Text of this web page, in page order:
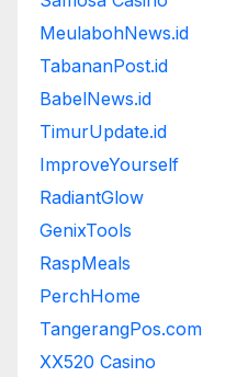
MeulabohNews.id
TabananPost.id
BabelNews.id
TimurUpdate.id
ImproveYourself
RadiantGlow
GenixTools
RaspMeals
PerchHome
TangerangPos.com
XX520 Casino